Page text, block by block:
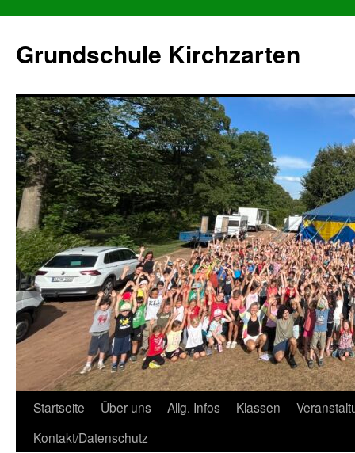
Grundschule Kirchzarten
Zum
Inhalt
Startseite Über uns Allg. Infos Klassen
Kontakt/Datenschutz